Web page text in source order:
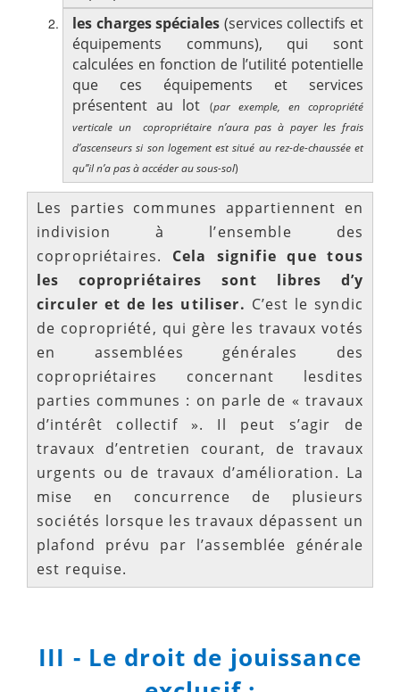
les charges spéciales (services collectifs et
équipements communs), qui sont
calculées en fonction de l’utilité potentielle
que ces équipements et services
présentent au lot
(par exemple, en copropriété
verticale un copropriétaire n’aura pas à payer les frais
d’ascenseurs si son logement est situé au rez-de-chaussée et
qu’’il n’a pas à accéder au sous-sol)
Les parties communes appartiennent en
indivision à l’ensemble des
copropriétaires. Cela signifie que tous
les copropriétaires sont libres d’y
circuler et de les utiliser. C’est le syndic
de copropriété, qui gère les travaux votés
en assemblées générales des
copropriétaires concernant lesdites
parties communes : on parle de « travaux
d’intérêt collectif ». Il peut s’agir de
travaux d’entretien courant, de travaux
urgents ou de travaux d’amélioration. La
mise en concurrence de plusieurs
sociétés lorsque les travaux dépassent un
plafond prévu par l’assemblée générale
est requise.
III - Le droit de jouissance